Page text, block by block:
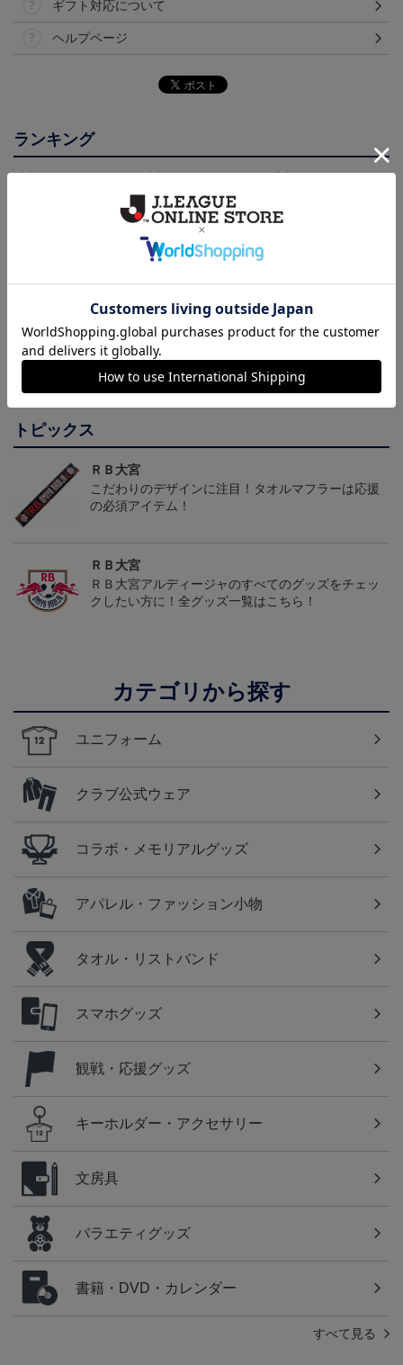
ギフト対応について
ヘルプページ
ランキング
【選手名・背番号入り】
2026/27オーセンティッ
クユニフォーム（フィー
24,200円
2026/27オーセンティッ
クユニフォーム（フィー
19,800円
会員特典
2026/27オーセンティッ
会員特典
トピックス
ＲＢ大宮
こだわりのデザインに注目！タオルマフラーは応援
の必須アイテム！
ＲＢ大宮
ＲＢ大宮アルディージャのすべてのグッズをチェッ
クしたい方に！全グッズ一覧はこちら！
カテゴリから探す
ユニフォーム
クラブ公式ウェア
コラボ・メモリアルグッズ
アパレル・ファッション小物
タオル・リストバンド
スマホグッズ
観戦・応援グッズ
キーホルダー・アクセサリー
文房具
バラエティグッズ
書籍・DVD・カレンダー
すべて見る